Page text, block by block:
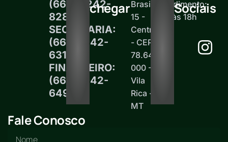
(66) 99242-
8289
SECRETARIA:
(66)99242-
6313
FINANCEIRO:
(66)99242-
6497
chegarBrasil,
15 -
Centro
- CEP
78.645-
000 -
Vila
Rica -
MT
atendimento:
12h às 18h
Sociais
Fale Conosco